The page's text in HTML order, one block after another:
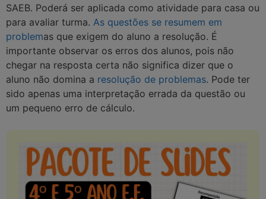
SAEB. Poderá ser aplicada como atividade para casa ou
para avaliar turma. As questões se resumem em
problemas que exigem do aluno a resolução. É
importante observar os erros dos alunos, pois não
chegar na resposta certa não significa dizer que o
aluno não domina a resolução de problemas. Pode ter
sido apenas uma interpretação errada da questão ou
um pequeno erro de cálculo.